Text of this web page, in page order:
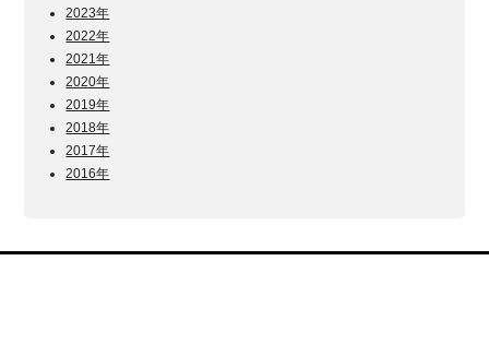
2023年
2022年
2021年
2020年
2019年
2018年
2017年
2016年